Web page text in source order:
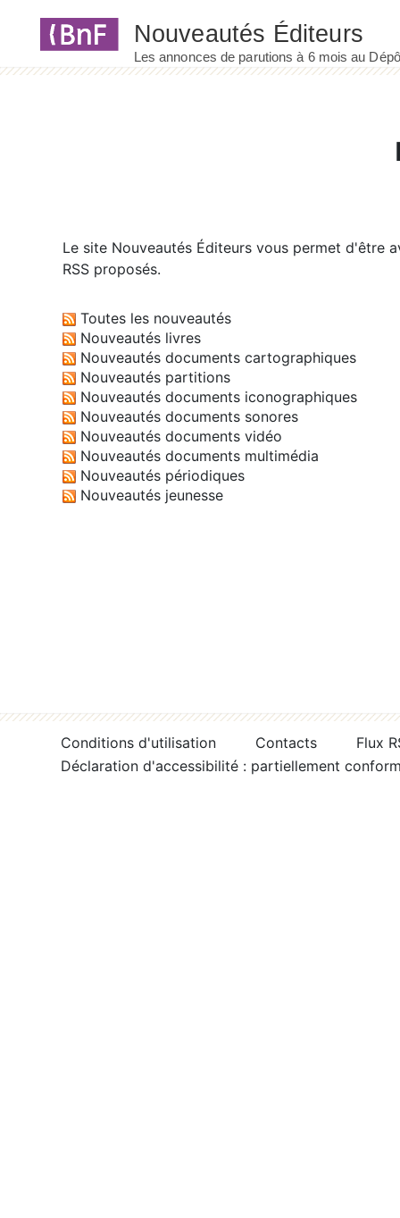
Le site Nouveautés Éditeurs vous permet d'être
RSS proposés.
Toutes les nouveautés
Nouveautés livres
Nouveautés documents cartographiques
Nouveautés partitions
Nouveautés documents iconographiques
Nouveautés documents sonores
Nouveautés documents vidéo
Nouveautés documents multimédia
Nouveautés périodiques
Nouveautés jeunesse
Conditions d'utilisation Contacts
Flux
Déclaration d'accessibilité : partiellement